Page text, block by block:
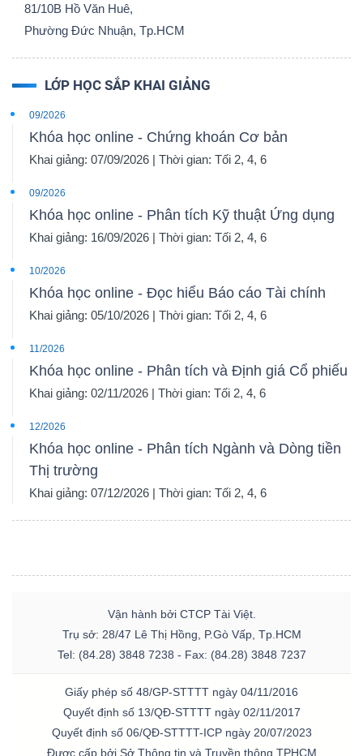
81/10B Hồ Văn Huê,
Phường Đức Nhuận, Tp.HCM
LỚP HỌC SẮP KHAI GIẢNG
09/2026
Khóa học online - Chứng khoán Cơ bản
Khai giảng: 07/09/2026 | Thời gian: Tối 2, 4, 6
09/2026
Khóa học online - Phân tích Kỹ thuật Ứng dụng
Khai giảng: 16/09/2026 | Thời gian: Tối 2, 4, 6
10/2026
Khóa học online - Đọc hiểu Báo cáo Tài chính
Khai giảng: 05/10/2026 | Thời gian: Tối 2, 4, 6
11/2026
Khóa học online - Phân tích và Định giá Cổ phiếu
Khai giảng: 02/11/2026 | Thời gian: Tối 2, 4, 6
12/2026
Khóa học online - Phân tích Ngành và Dòng tiền
Thị trường
Khai giảng: 07/12/2026 | Thời gian: Tối 2, 4, 6
Vận hành bởi CTCP Tài Việt.
Trụ sở: 28/47 Lê Thị Hồng, P.Gò Vấp, Tp.HCM
Tel: (84.28) 3848 7238 - Fax: (84.28) 3848 7237
Giấy phép số 48/GP-STTTT ngày 04/11/2016
Quyết định số 13/QĐ-STTTT ngày 02/11/2017
Quyết định số 06/QĐ-STTTT-ICP ngày 20/07/2023
Được cấp bởi Sở Thông tin và Truyền thông TPHCM